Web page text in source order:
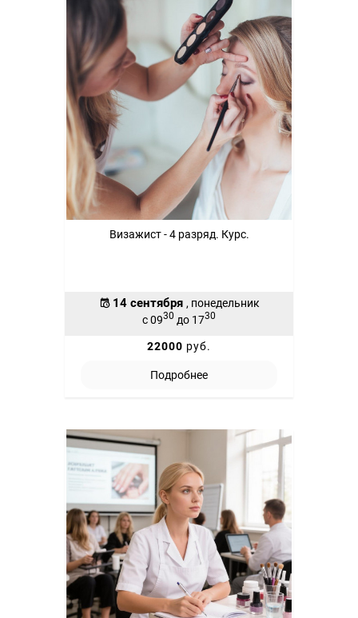
Визажист - 4 разряд. Курс.
14 сентября , понедельник
с 0930 до 1730
22000 руб.
Подробнее